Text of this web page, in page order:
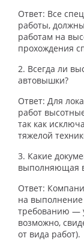
Ответ: Все
работы,
работам на
прохождения
2. Всегда ли
автовышки?
Ответ: Для
работ
так как
тяжелой
3. Какие
выполняющая
Ответ:
на выполнение
требованию —
возможно,
от вида работ).